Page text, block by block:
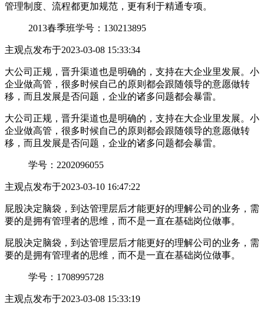
管理制度、流程都更加规范，更有利于精通专项。
2013春季班学号：130213895
主观点发布于2023-03-08 15:33:34
大公司正规，晋升渠道也是明确的，支持在大企业里发展。小
企业做高管，很多时候自己的原则都会跟随领导的意愿做转
移，而且发展是否问题，企业的诸多问题都会暴雷。
大公司正规，晋升渠道也是明确的，支持在大企业里发展。小
企业做高管，很多时候自己的原则都会跟随领导的意愿做转
移，而且发展是否问题，企业的诸多问题都会暴雷。
学号：2202096055
主观点发布于2023-03-10 16:47:22
屁股决定脑袋，到达管理层后才能更好的理解公司的业务，需
要的是拥有管理者的思维，而不是一直在基础岗位做事。
屁股决定脑袋，到达管理层后才能更好的理解公司的业务，需
要的是拥有管理者的思维，而不是一直在基础岗位做事。
学号：1708995728
主观点发布于2023-03-08 15:33:19